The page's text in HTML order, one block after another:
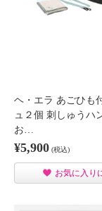
ヘ・エラ あごひも
ュ２個 刺しゅうハ
お…
¥5,900 (税込)
お気に入り